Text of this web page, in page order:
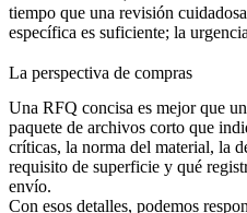
tiempo que una revisión
específica es suficiente; la
La perspectiva de compras
Una RFQ concisa es mejor que
paquete de archivos corto que
críticas, la norma del material, la
requisito de superficie y qué
envío.
Con esos detalles, podemos